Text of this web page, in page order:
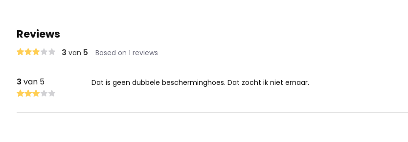
Reviews
3 van 5 Based on 1 reviews
3 van 5 Dat is geen dubbele bescherminghoes. Dat zocht ik niet ernaar.